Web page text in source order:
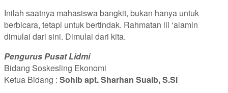
Inilah saatnya mahasiswa bangkit, bukan hanya untuk
berbicara, tetapi untuk bertindak. Rahmatan lil ‘alamin
dimulai dari sini. Dimulai dari kita.
Pengurus Pusat Lidmi
Bidang Soskesling Ekonomi
Ketua Bidang : Sohib apt. Sharhan Suaib, S.Si